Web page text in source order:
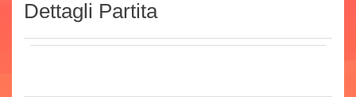
Dettagli Partita